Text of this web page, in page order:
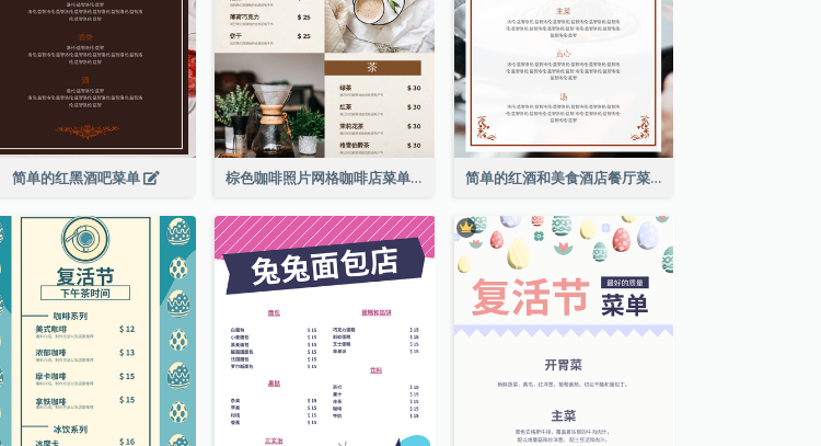
简单的红黑酒吧菜单 棕色咖啡照片网格咖啡店菜单 简单的红酒和美食酒店餐厅菜单